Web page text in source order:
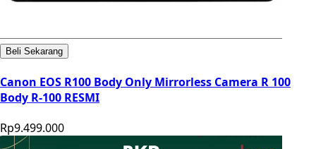
Beli Sekarang
Canon EOS R100 Body Only Mirrorless Camera R 100
Body R-100 RESMI
Rp9.499.000